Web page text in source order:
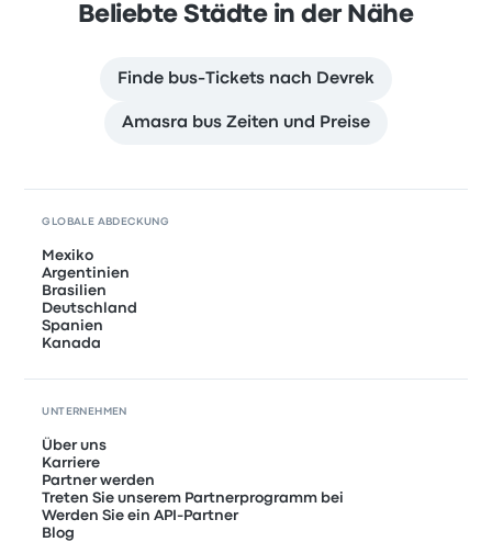
Beliebte Städte in der Nähe
Finde bus-Tickets nach Devrek
Amasra bus Zeiten und Preise
GLOBALE ABDECKUNG
Mexiko
Argentinien
Brasilien
Deutschland
Spanien
Kanada
UNTERNEHMEN
Über uns
Karriere
Partner werden
Treten Sie unserem Partnerprogramm bei
Werden Sie ein API-Partner
Blog